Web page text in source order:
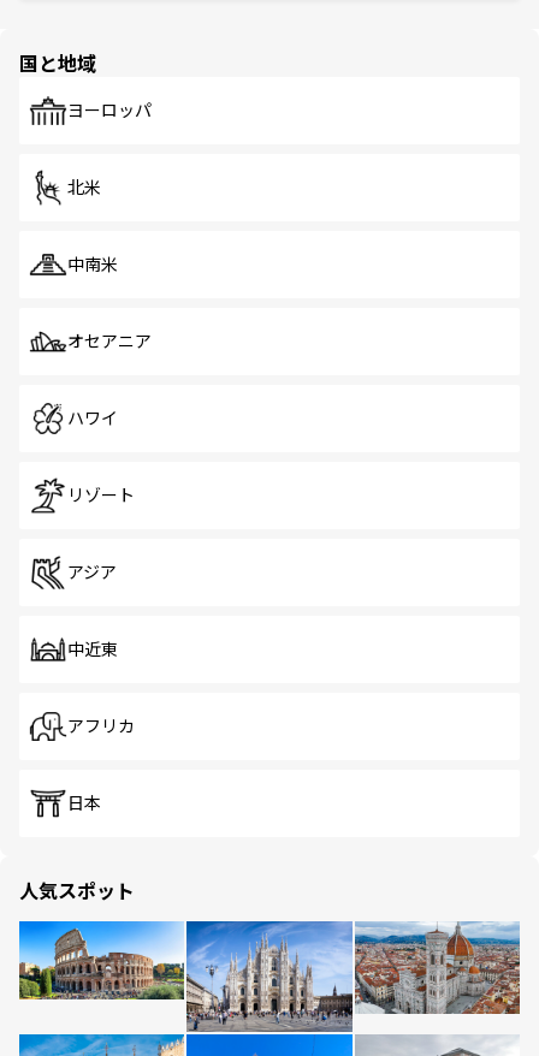
で、ホーカーズは地元の風情を楽しめる外せないスポット
国と地域
ヨーロッパ
北米
中南米
オセアニア
ハワイ
リゾート
アジア
中近東
アフリカ
日本
人気スポット